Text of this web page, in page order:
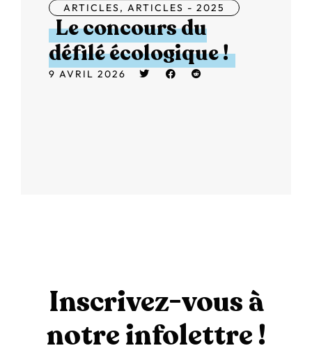
ARTICLES, ARTICLES - 2025
Le concours du
défilé écologique !
9 AVRIL 2026
Inscrivez-vous à
notre infolettre !